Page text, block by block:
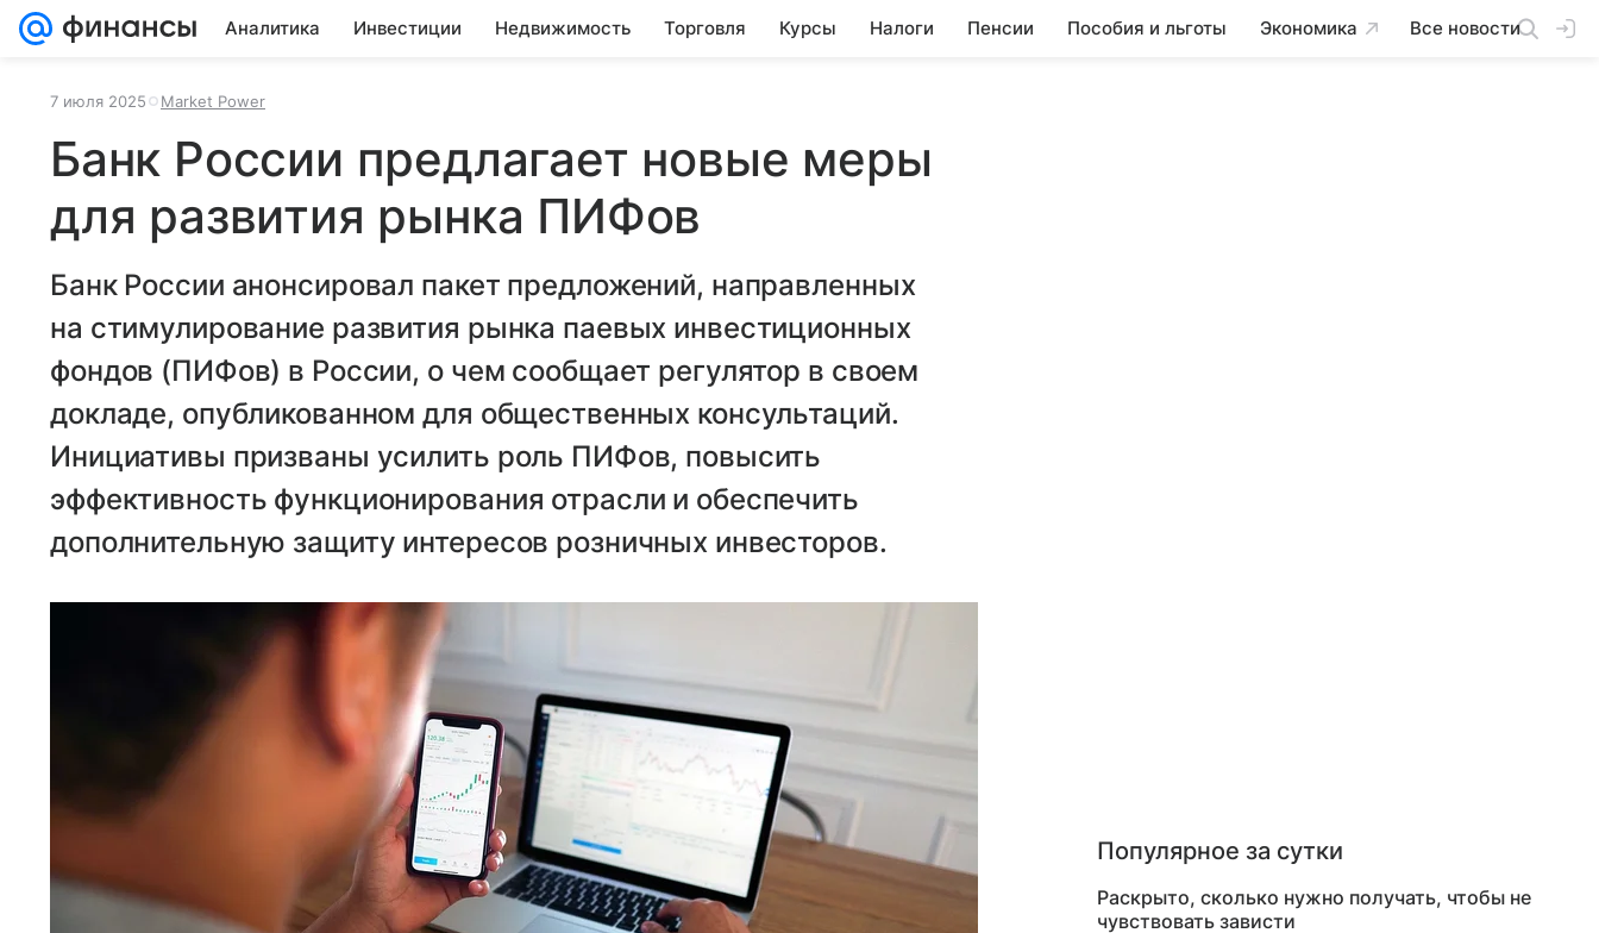
Аналитика Инвестиции Недвижимость Торговля Курсы Налоги Пенсии Пособия и льготы Экономика Все новости
7 июля 2025 Market Power
Банк России предлагает новые меры
для развития рынка ПИФов
Банк России анонсировал пакет предложений, направленных
на стимулирование развития рынка паевых инвестиционных
фондов (ПИФов) в России, о чем сообщает регулятор в своем
докладе, опубликованном для общественных консультаций.
Инициативы призваны усилить роль ПИФов, повысить
эффективность функционирования отрасли и обеспечить
дополнительную защиту интересов розничных инвесторов.
Популярное за сутки
Раскрыто, сколько нужно получать, чтобы не
чувствовать зависти